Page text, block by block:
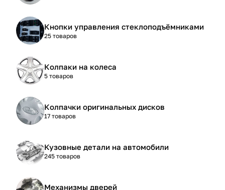
Кнопки управления стеклоподъёмниками
25 товаров
Колпаки на колеса
5 товаров
Колпачки оригинальных дисков
17 товаров
Кузовные детали на автомобили
245 товаров
Механизмы дверей